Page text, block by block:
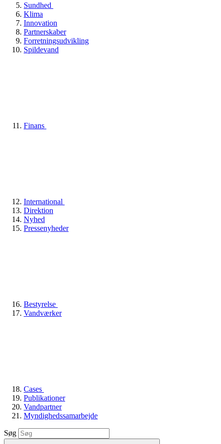
Sundhed
Klima
Innovation
Partnerskaber
Forretningsudvikling
Spildevand
Finans
International
Direktion
Nyhed
Pressenyheder
Bestyrelse
Vandværker
Cases
Publikationer
Vandpartner
Myndighedssamarbejde
Søg